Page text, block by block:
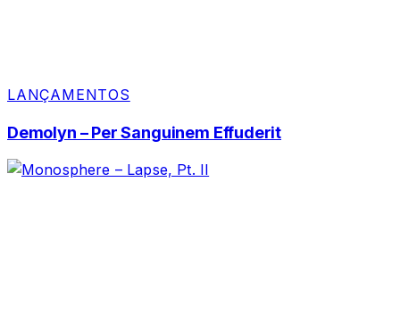
LANÇAMENTOS
Demolyn – Per Sanguinem Effuderit